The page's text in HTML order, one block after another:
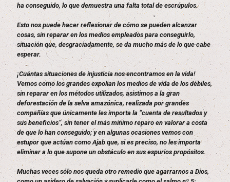
ha conseguido, lo que demuestra una falta total de escrúpulos.
Esto nos puede hacer reflexionar de cómo se pueden alcanzar
cosas, sin reparar en los medios empleados para conseguirlo,
situación que, desgraciadamente, se da mucho más de lo que cabe
esperar.
¡Cuántas situaciones de injusticia nos encontramos en la vida!
Vemos como los grandes expolian los medios de vida de los débiles,
sin reparar en los métodos utilizados, asistimos a la gran
deforestación de la selva amazónica, realizada por grandes
compañías que únicamente les importa la “cuenta de resultados y
sus beneficios”, sin tener el más mínimo reparo en valorar a costa
de que lo han conseguido; y en algunas ocasiones vemos con
estupor que actúan como Ajab que, si es preciso, no les importa
eliminar a lo que supone un obstáculo en sus espurios propósitos.
Muchas veces sólo nos queda otro remedio que agarrarnos a Dios,